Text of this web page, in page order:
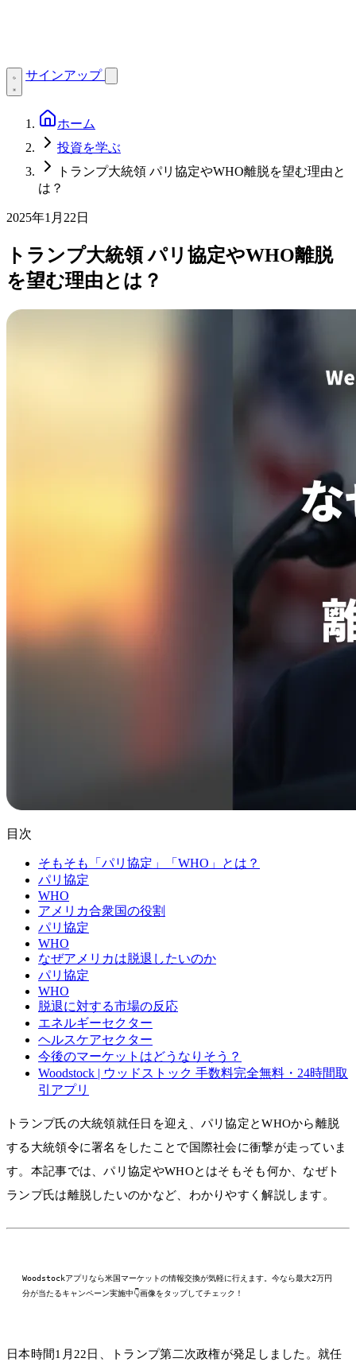
サインアップ
ホーム
投資を学ぶ
トランプ大統領 パリ協定やWHO離脱を望む理由と
は？
2025年1月22日
トランプ大統領 パリ協定やWHO離脱
を望む理由とは？
目次
そもそも「パリ協定」「WHO」とは？
パリ協定
WHO
アメリカ合衆国の役割
パリ協定
WHO
なぜアメリカは脱退したいのか
パリ協定
WHO
脱退に対する市場の反応
エネルギーセクター
ヘルスケアセクター
今後のマーケットはどうなりそう？
Woodstock | ウッドストック 手数料完全無料・24時間取
引アプリ
トランプ氏の大統領就任日を迎え、パリ協定とWHOから離脱
する大統領令に署名をしたことで国際社会に衝撃が走っていま
す。本記事では、パリ協定やWHOとはそもそも何か、なぜト
ランプ氏は離脱したいのかなど、わかりやすく解説します。
Woodstockアプリなら米国マーケットの情報交換が気軽に行えます。今なら最大2万円
分が当たるキャンペーン実施中👇画像をタップしてチェック！
日本時間1月22日、トランプ第二次政権が発足しました。就任